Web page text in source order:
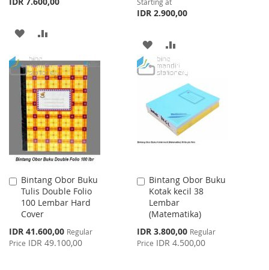
ADD
WISH
LIST
COMPARE
IDR 2.900,00
ADD
TO
LIST
TO
COMPARE
Bintang Obor Buku
Tulis Double Folio
100 Lembar Hard
Cover
Special
Price
IDR 41.600,00 Regular
Price IDR 49.100,00
Add
to
Cart
Bintang Obor Buku
Kotak kecil 38
Lembar
(Matematika)
Special
Price
IDR 3.800,00 Regular
Price IDR 4.500,00
Add
to
Cart